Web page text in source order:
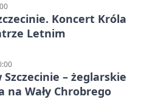
Koncert Króla
Letnim
Szczecinie – żeglarskie
na Wały Chrobrego